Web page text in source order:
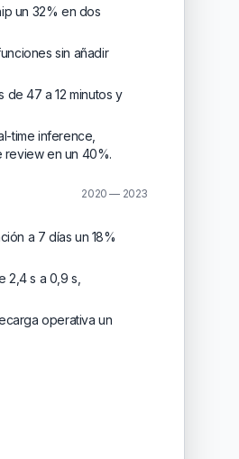
un 32% en dos
sin añadir
47 a 12 minutos y
time inference,
en un 40%.
2020 — 2023
a 7 días un 18%
s a 0,9 s,
operativa un